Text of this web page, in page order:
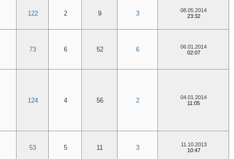
122 2 9 3
08.05.2014
23:32
73 6 52 6
06.01.2014
02:07
124
4 56 2
04.01.2014
11:05
53 5 11 3
11.10.2013
10:47